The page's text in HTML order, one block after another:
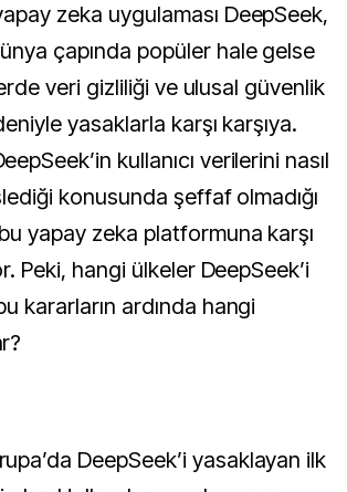
çapında popüler hale gelse
veri gizliliği ve ulusal güvenlik
yasaklarla karşı karşıya.
kullanıcı verilerini nasıl
konusunda şeffaf olmadığı
yapay zeka platformuna karşı
Peki, hangi ülkeler DeepSeek’i
kararların ardında hangi
DeepSeek’i yasaklayan ilk